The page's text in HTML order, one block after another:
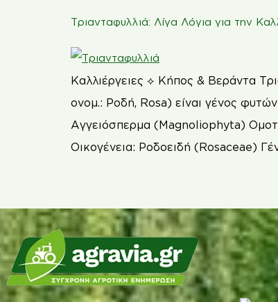
Τριανταφυλλιά: Λίγα Λόγια για την
Καλλιέργειες ⟡ Κήπος & Βεράντα
ονομ.: Ροδή, Rosa) είναι γένος
Αγγειόσπερμα (Magnoliophyta)
Οικογένεια: Ροδοειδή (Rosaceae)